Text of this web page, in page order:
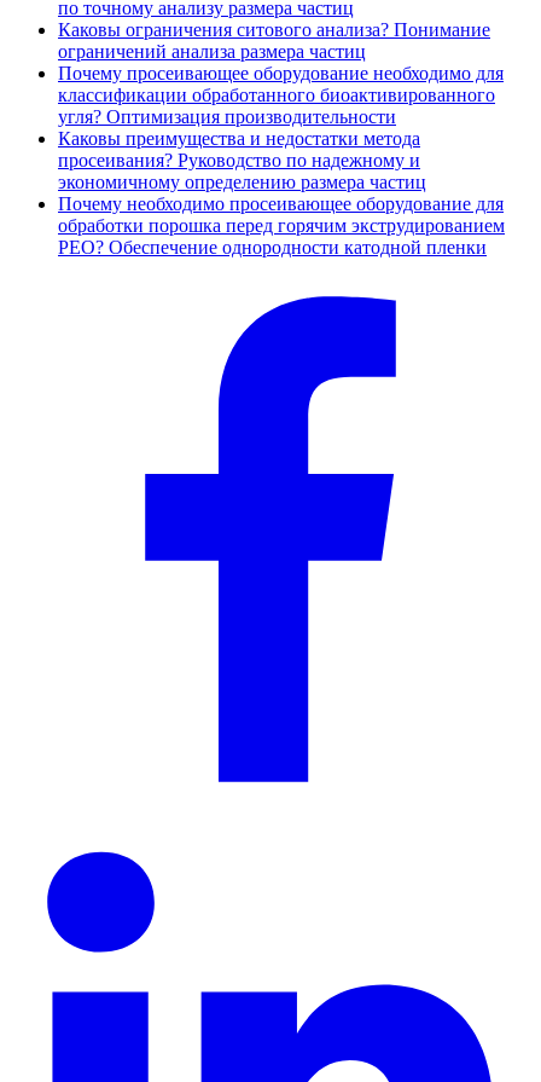
по точному анализу размера частиц
Каковы ограничения ситового анализа? Понимание
ограничений анализа размера частиц
Почему просеивающее оборудование необходимо для
классификации обработанного биоактивированного
угля? Оптимизация производительности
Каковы преимущества и недостатки метода
просеивания? Руководство по надежному и
экономичному определению размера частиц
Почему необходимо просеивающее оборудование для
обработки порошка перед горячим экструдированием
PEO? Обеспечение однородности катодной пленки